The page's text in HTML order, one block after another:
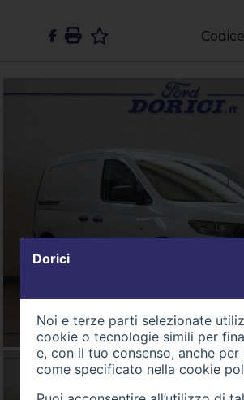
Dorici
Noi e terze parti selezionate
cookie o tecnologie simili per
e, con il tuo consenso, anche
come specificato nella cookie